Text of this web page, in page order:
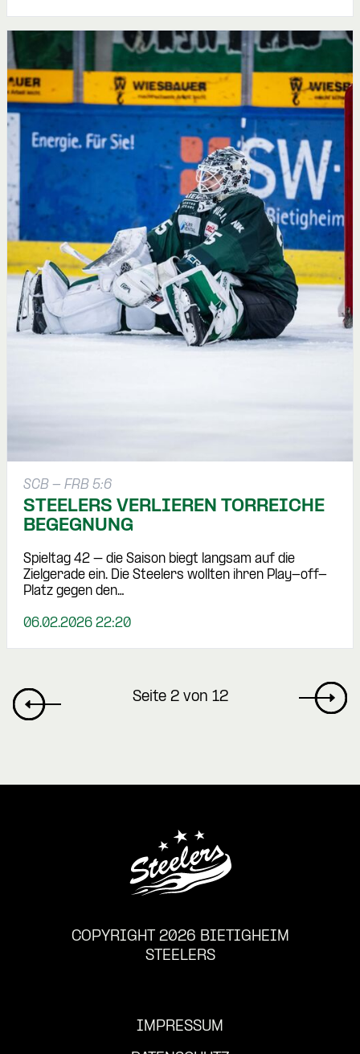
SCB - FRB 5:6
STEELERS VERLIEREN TORREICHE
BEGEGNUNG
Spieltag 42 – die Saison biegt langsam auf die
Zielgerade ein. Die Steelers wollten ihren Play-off-
Platz gegen den…
06.02.2026 22:20
Seite 2 von 12
COPYRIGHT 2026 BIETIGHEIM
STEELERS
IMPRESSUM